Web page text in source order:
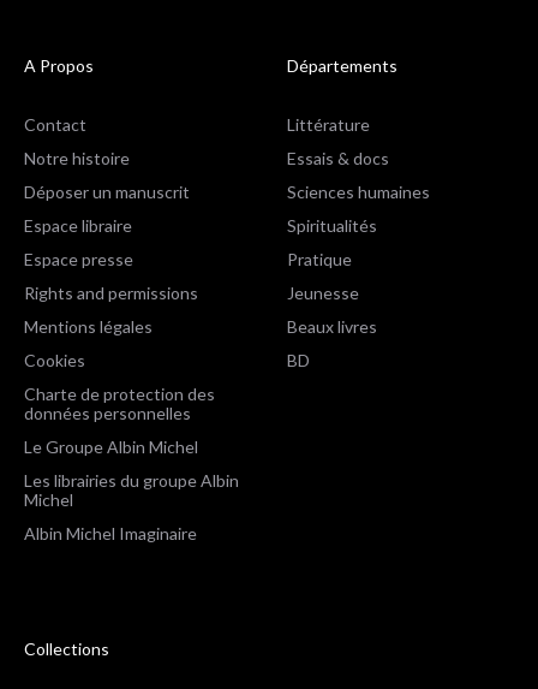
A Propos
Contact
Notre histoire
Déposer un manuscrit
Espace libraire
Espace presse
Rights and permissions
Mentions légales
Cookies
Charte de protection des
données personnelles
Le Groupe Albin Michel
Les librairies du groupe Albin
Michel
Albin Michel Imaginaire
Départements
Littérature
Essais & docs
Sciences humaines
Spiritualités
Pratique
Jeunesse
Beaux livres
BD
Collections